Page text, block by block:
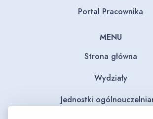
Portal Pracownika
MENU
Strona główna
Wydziały
Jednostki